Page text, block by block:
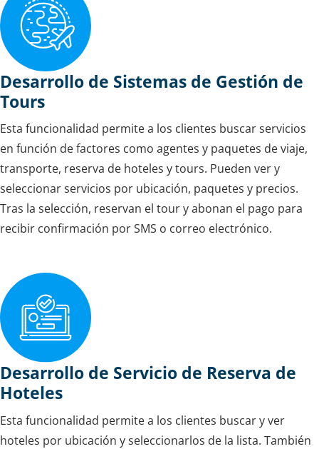
Desarrollo de Sistemas de Gestión de
Tours
Esta funcionalidad permite a los clientes buscar servicios
en función de factores como agentes y paquetes de viaje,
transporte, reserva de hoteles y tours. Pueden ver y
seleccionar servicios por ubicación, paquetes y precios.
Tras la selección, reservan el tour y abonan el pago para
recibir confirmación por SMS o correo electrónico.
Desarrollo de Servicio de Reserva de
Hoteles
Esta funcionalidad permite a los clientes buscar y ver
hoteles por ubicación y seleccionarlos de la lista. También